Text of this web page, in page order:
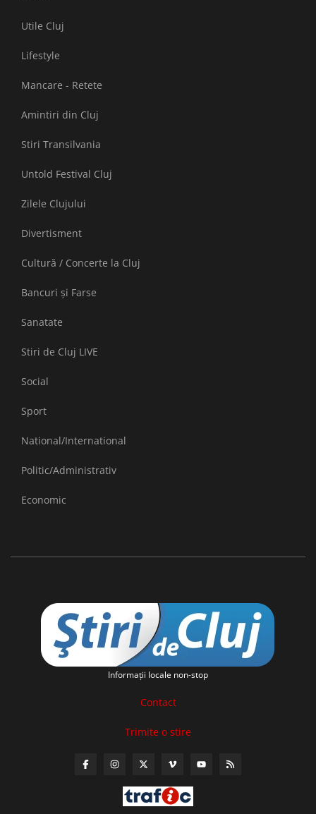
Utile Cluj
Lifestyle
Mancare - Retete
Amintiri din Cluj
Stiri Transilvania
Untold Festival Cluj
Zilele Clujului
Divertisment
Cultură / Concerte la Cluj
Bancuri și Farse
Sanatate
Stiri de Cluj LIVE
Social
Sport
National/International
Politic/Administrativ
Economic
Informaţii locale non-stop
Contact
Trimite o stire